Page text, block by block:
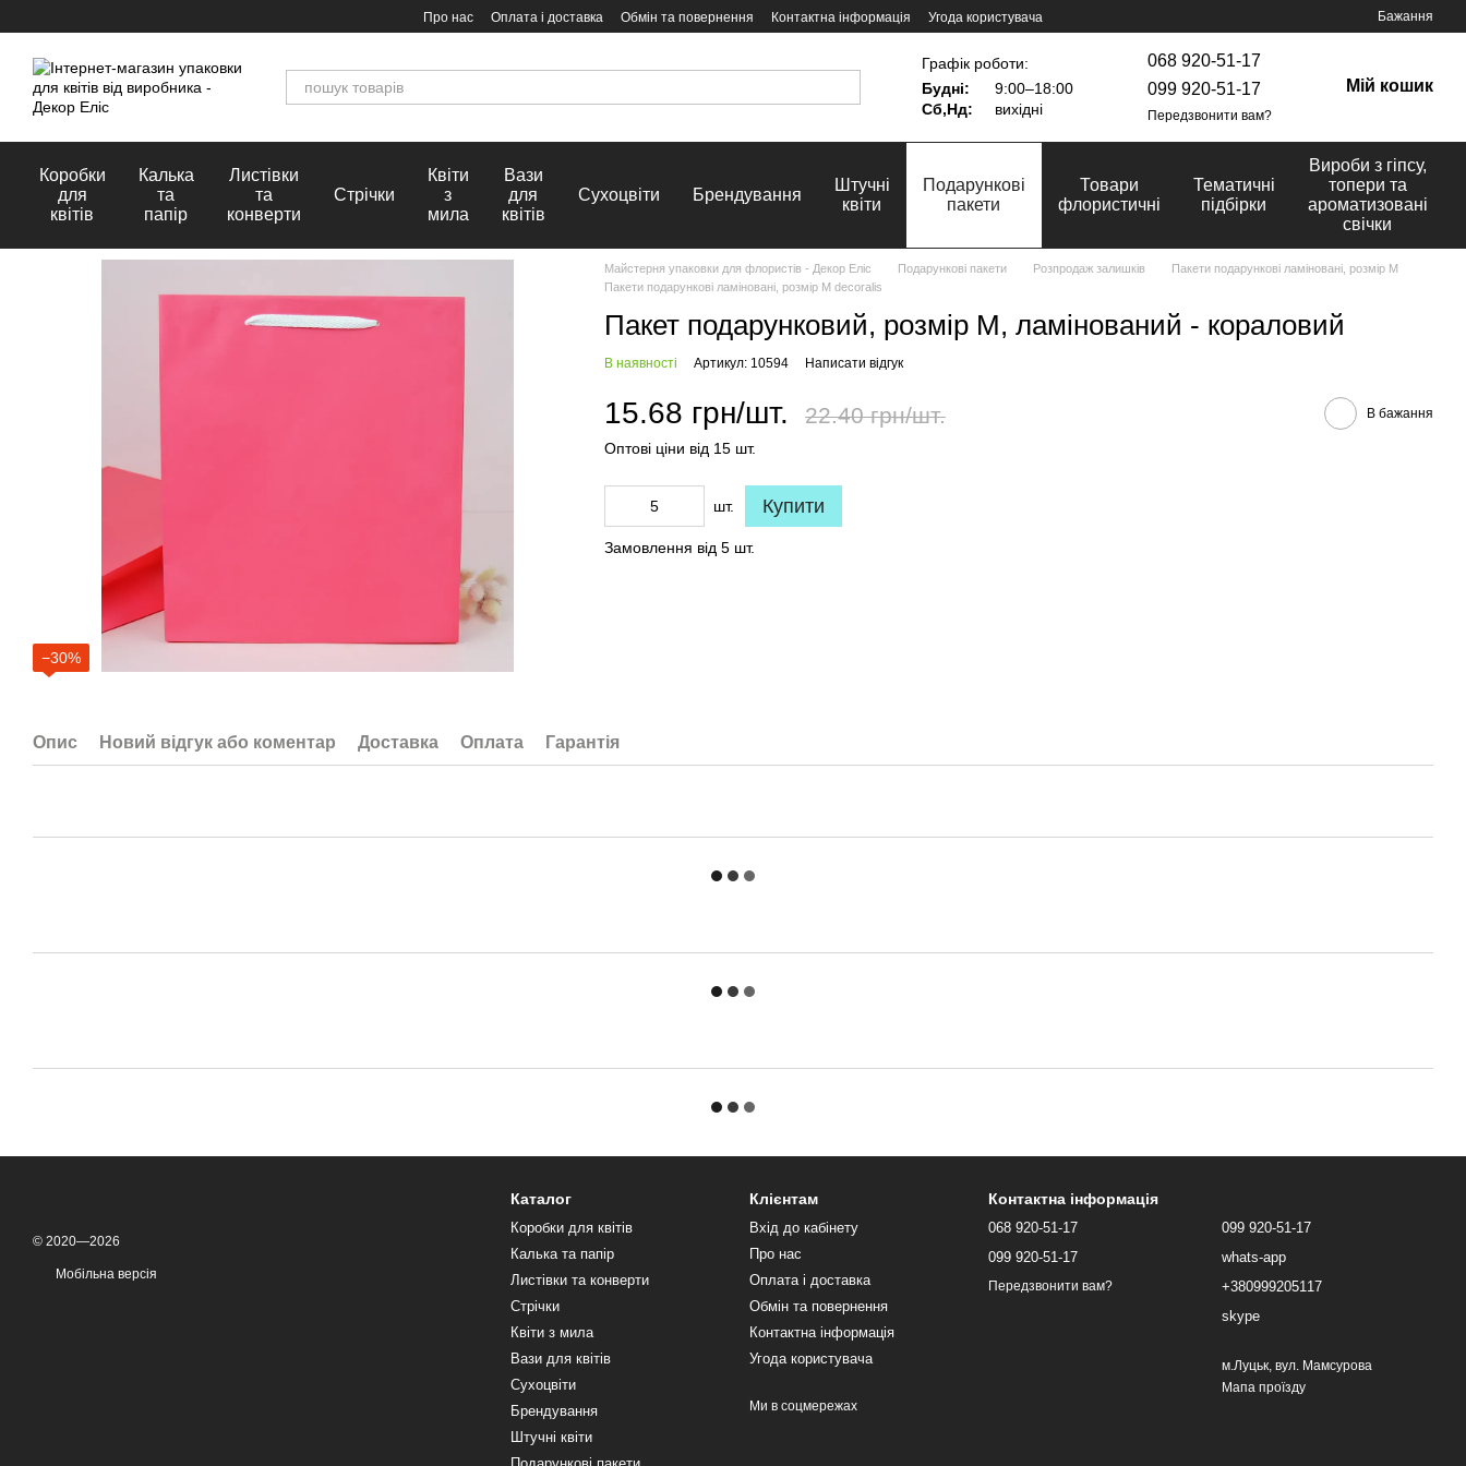
Про нас Оплата і доставка Обмін та повернення Контактна інформація Угода користувача Бажання
Графік роботи:
Будні:
9:00–18:00
Сб,Нд:
вихідні
068 920-51-17
099 920-51-17
Передзвонити вам?
Мій кошик
Коробки
для
квітів
Калька
та
папір
Листівки
та
конверти
Стрічки
Квіти
з
мила
Вази
для
квітів
Сухоцвіти Брендування
Штучні
квіти
Подарункові
пакети
Товари
флористичні
Тематичні
підбірки
Вироби з гіпсу,
топери та
ароматизовані
свічки
−30%
Майстерня упаковки для флористів - Декор Еліс Подарункові пакети Розпродаж залишків
Пакети подарункові ламіновані, розмір М
Пакети подарункові ламіновані, розмір М decoralis
Пакет подарунковий, розмір М, ламінований - кораловий
В наявності Артикул: 10594 Написати відгук
15.68 грн/шт. 22.40 грн/шт. В бажання
Оптові ціни від 15 шт.
шт. Купити
Замовлення від 5 шт.
Опис Новий відгук або коментар Доставка Оплата Гарантія
© 2020—2026
Мобільна версія
Каталог
Коробки для квітів
Калька та папір
Листівки та конверти
Стрічки
Квіти з мила
Вази для квітів
Сухоцвіти
Брендування
Штучні квіти
Клієнтам
Вхід до кабінету
Про нас
Оплата і доставка
Обмін та повернення
Контактна інформація
Угода користувача
Ми в соцмережах
Контактна інформація
068 920-51-17
099 920-51-17
Передзвонити вам?
099 920-51-17
whats-app
+380999205117
skype
м.Луцьк, вул. Мамсурова
Мапа проїзду